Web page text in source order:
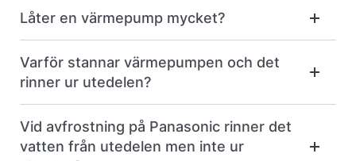
Låter en värmepump mycket?
Varför stannar värmepumpen och det
rinner ur utedelen?
Vid avfrostning på Panasonic rinner det
vatten från utedelen men inte ur